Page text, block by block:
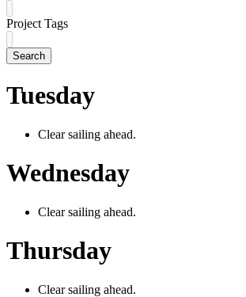
Project Tags
Search
Tuesday
Clear sailing ahead.
Wednesday
Clear sailing ahead.
Thursday
Clear sailing ahead.